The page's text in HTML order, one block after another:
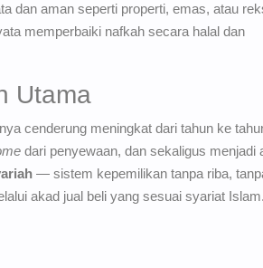
dan aman seperti properti, emas, atau
memperbaiki nafkah secara halal dan
Utama
cenderung meningkat dari tahun ke
dari penyewaan, dan sekaligus menjadi
— sistem kepemilikan tanpa riba,
akad jual beli yang sesuai syariat